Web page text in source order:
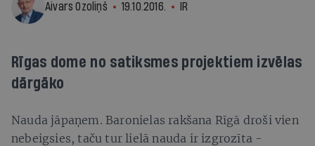
Aivars Ozoliņš 19.10.2016. IR
Rīgas dome no satiksmes projektiem izvēlas
dārgāko
Nauda jāpaņem. Baronielas rakšana Rīgā droši vien
nebeigsies, taču tur lielā nauda ir izgrozīta -